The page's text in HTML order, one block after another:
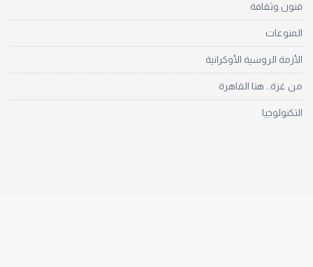
فنون وثقافة
المنوعات
الأزمة الروسية الأوكرانية
من غزة.. هنا القاهرة
التكنولوجيا